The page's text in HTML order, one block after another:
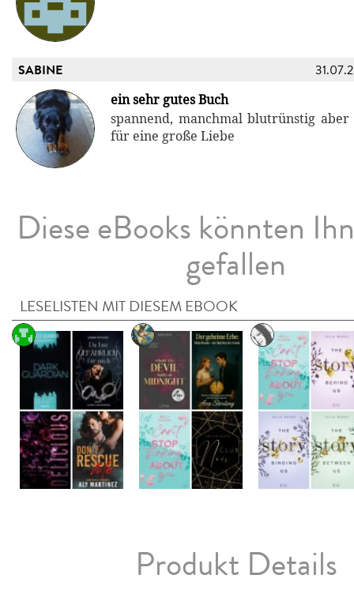
SABINE
ein sehr gutes Buch
spannend, manchmal blutrünstig
für eine große Liebe
Diese eBooks könnten
gefallen
LESELISTEN MIT DIESEM EBOOK
Produkt Details